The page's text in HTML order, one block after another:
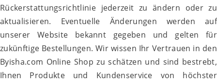
Rückerstattungsrichtlinie jederzeit zu ändern oder zu
aktualisieren. Eventuelle Änderungen werden auf
unserer Website bekannt gegeben und gelten für
zukünftige Bestellungen. Wir wissen Ihr Vertrauen in den
Byisha.com Online Shop zu schätzen und sind bestrebt,
Ihnen Produkte und Kundenservice von höchster